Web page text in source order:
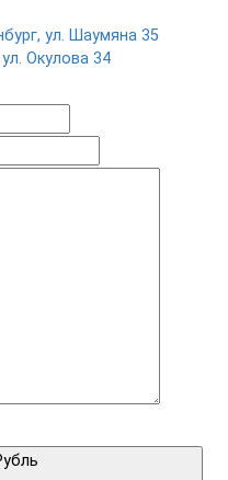
ул. Шаумяна 35
Окулова 34